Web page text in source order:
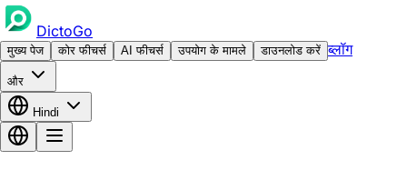
DictoGo
मुख्य पेज कोर फीचर्स AI फीचर्स उपयोग के मामले डाउनलोड करें ब्लॉग
और
Hindi